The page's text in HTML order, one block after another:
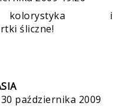
kolorystyka i
śliczne!
30 października 2009